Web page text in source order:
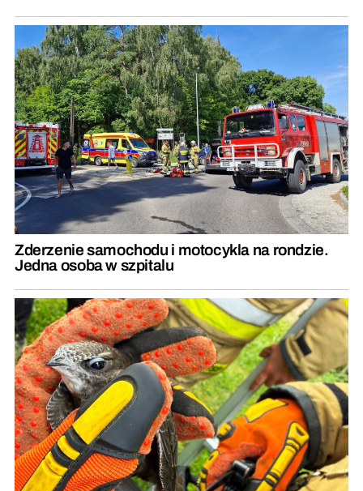
Zderzenie samochodu i motocykla na rondzie.
Jedna osoba w szpitalu